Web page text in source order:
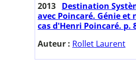
2013 Destination
avec Poincaré. Génie et
cas d'Henri Poincaré. p.
Auteur : Rollet Laurent